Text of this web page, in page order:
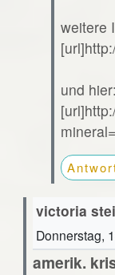
weitere
und hier:
victoria
Donnerstag,
amerik.